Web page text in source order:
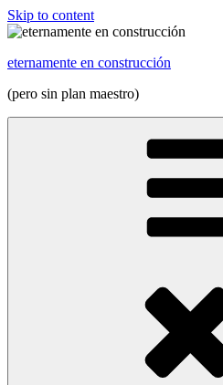
Skip to content
eternamente en construcción
(pero sin plan maestro)